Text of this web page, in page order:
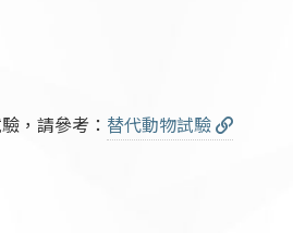
，請參考： 替代動物試驗